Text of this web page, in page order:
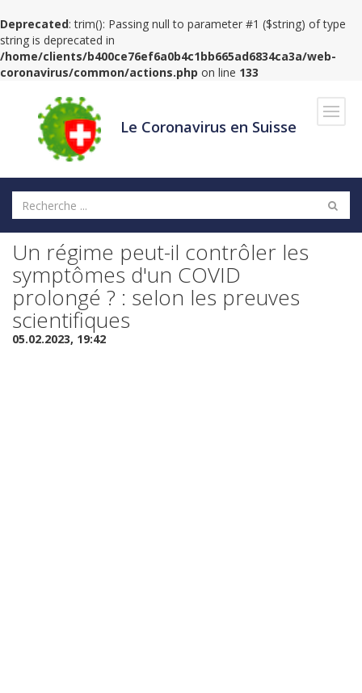
Deprecated: trim(): Passing null to parameter #1 ($string) of type
string is deprecated in
/home/clients/b400ce76ef6a0b4c1bb665ad6834ca3a/web-
coronavirus/common/actions.php on line 133
Le Coronavirus en Suisse
Un régime peut-il contrôler les
symptômes d'un COVID
prolongé ? : selon les preuves
scientifiques
05.02.2023, 19:42